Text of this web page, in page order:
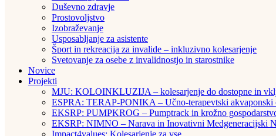
Duševno zdravje
Prostovoljstvo
Izobraževanje
Usposabljanje za asistente
Šport in rekreacija za invalide – inkluzivno kolesarjenje
Svetovanje za osebe z invalidnostjo in starostnike
Novice
Projekti
MJU: KOLOINKLUZIJA – kolesarjenje do dostopne in
ESPRA: TERAP-PONIKA – Učno-terapevtski akvaponski
EKSRP: PUMPKROG – Pumptrack in krožno
EKSRP: NIMNO – Narava in Inovativni Medgeneracijski
Impact4values: Kolesarjenje za vse